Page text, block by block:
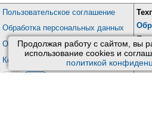
Продолжая работу с сайтом, вы
использование сookies и
политикой
XXI век на Богатырском
Санкт-Петербург; Богатырский пр-т,
Комендантский проспект
+7(812..показать
26800₽
Клиника ВЭЛМ на Менделеева
Пользовательское соглашение
Обработка персональных данных
О проекте Киберис
Контакты